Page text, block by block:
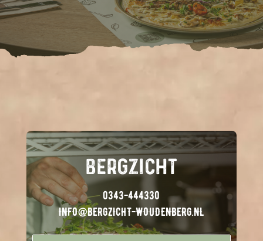
BERGZICHT
0343-444330
INFO@BERGZICHT-WOUDENBERG.NL